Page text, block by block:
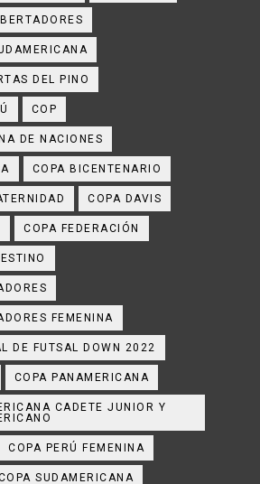
DEL PINO
COP
DE NACIONES
COPA BICENTENARIO
COPA DAVIS
COPA FEDERACIÓN
FEMENINA
DE FUTSAL DOWN 2022
COPA PANAMERICANA
CADETE JUNIOR Y
COPA PERÚ FEMENINA
SUDAMERICANA